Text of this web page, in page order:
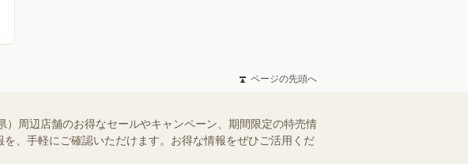
ページの先頭へ
周辺店舗のお得なセールやキャンペーン、期間限定の特売情
、手軽にご確認いただけます。お得な情報をぜひご活用くだ